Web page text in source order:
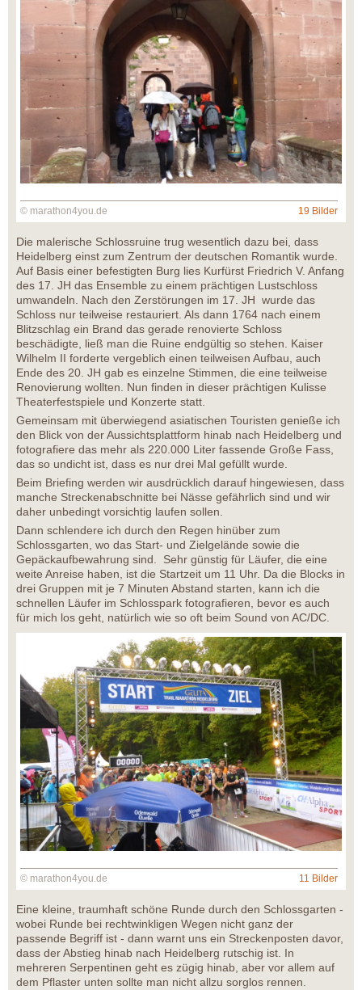
© marathon4you.de 19 Bilder
Die malerische Schlossruine trug wesentlich dazu bei, dass
Heidelberg einst zum Zentrum der deutschen Romantik wurde.
Auf Basis einer befestigten Burg lies Kurfürst Friedrich V. Anfang
des 17. JH das Ensemble zu einem prächtigen Lustschloss
umwandeln. Nach den Zerstörungen im 17. JH wurde das
Schloss nur teilweise restauriert. Als dann 1764 nach einem
Blitzschlag ein Brand das gerade renovierte Schloss
beschädigte, ließ man die Ruine endgültig so stehen. Kaiser
Wilhelm II forderte vergeblich einen teilweisen Aufbau, auch
Ende des 20. JH gab es einzelne Stimmen, die eine teilweise
Renovierung wollten. Nun finden in dieser prächtigen Kulisse
Theaterfestspiele und Konzerte statt.
Gemeinsam mit überwiegend asiatischen Touristen genieße ich
den Blick von der Aussichtsplattform hinab nach Heidelberg und
fotografiere das mehr als 220.000 Liter fassende Große Fass,
das so undicht ist, dass es nur drei Mal gefüllt wurde.
Beim Briefing werden wir ausdrücklich darauf hingewiesen, dass
manche Streckenabschnitte bei Nässe gefährlich sind und wir
daher unbedingt vorsichtig laufen sollen.
Dann schlendere ich durch den Regen hinüber zum
Schlossgarten, wo das Start- und Zielgelände sowie die
Gepäckaufbewahrung sind. Sehr günstig für Läufer, die eine
weite Anreise haben, ist die Startzeit um 11 Uhr. Da die Blocks in
drei Gruppen mit je 7 Minuten Abstand starten, kann ich die
schnellen Läufer im Schlosspark fotografieren, bevor es auch
für mich los geht, natürlich wie so oft beim Sound von AC/DC.
© marathon4you.de 11 Bilder
Eine kleine, traumhaft schöne Runde durch den Schlossgarten -
wobei Runde bei rechtwinkligen Wegen nicht ganz der
passende Begriff ist - dann warnt uns ein Streckenposten davor,
dass der Abstieg hinab nach Heidelberg rutschig ist. In
mehreren Serpentinen geht es zügig hinab, aber vor allem auf
dem Pflaster unten sollte man nicht allzu sorglos rennen.